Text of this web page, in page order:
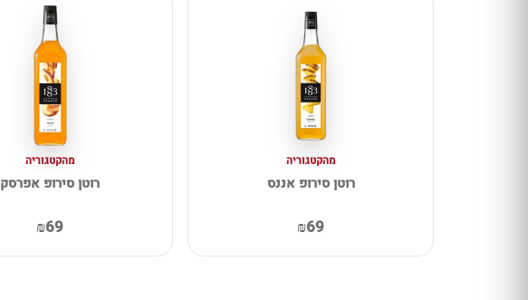
מהקטגוריה
רוטן סירופ אננס
₪69
מהקטגוריה
רוטן סירופ אפרסק
₪69